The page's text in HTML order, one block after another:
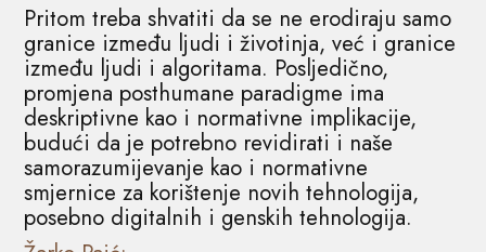
Pritom treba shvatiti da se ne erodiraju samo
granice između ljudi i životinja, već i granice
između ljudi i algoritama. Posljedično,
promjena posthumane paradigme ima
deskriptivne kao i normativne implikacije,
budući da je potrebno revidirati i naše
samorazumijevanje kao i normativne
smjernice za korištenje novih tehnologija,
posebno digitalnih i genskih tehnologija.